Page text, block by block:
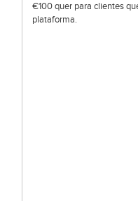
€100 quer para clientes
plataforma.